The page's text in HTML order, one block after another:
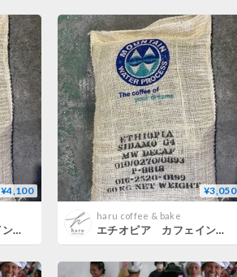
¥4,100
エチオピア カフェインレスデカフェ（中煎り）400g
¥3,050
haru coffee & bake
エチオピア カフェインレスデカフェ（中煎り）300g